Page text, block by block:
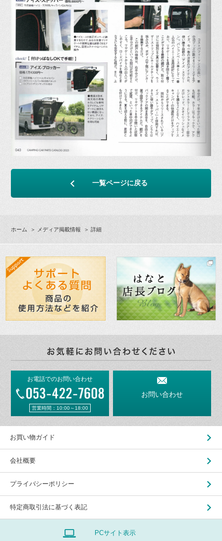
一覧ページに戻る
ホーム ＞ メディア掲載情報 ＞ 詳細
お電話でのお問い合わせ
営業時間：10:00～18:00
お問い合わせ
お買い物ガイド
会社概要
プライバシーポリシー
特定商取引法に基づく表記
PCサイト表示